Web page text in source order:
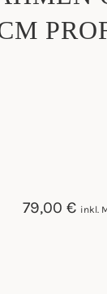
79,00€ inkl.